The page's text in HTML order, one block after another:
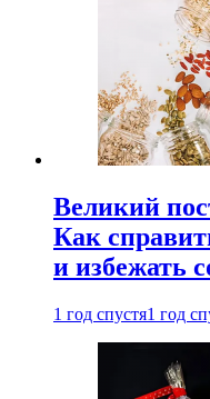
Великий
Как
и избежать
1 год спустя1 год